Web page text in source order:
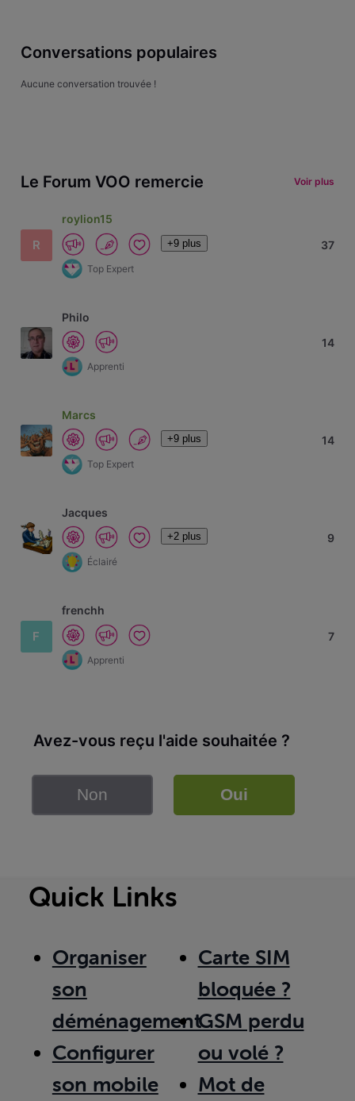
Conversations populaires
Aucune conversation trouvée !
Le Forum VOO remercie Voir plus
R
roylion15
+9 plus
Top Expert
37
Philo
Apprenti
14
Marcs
+9 plus
Top Expert
14
Jacques
+2 plus
Éclairé
9
F
frenchh
Apprenti
7
Avez-vous reçu l'aide souhaitée ?
Non Oui
Quick Links
Organiser
son
déménagement
Configurer
son mobile
Carte SIM
bloquée ?
GSM perdu
ou volé ?
Mot de